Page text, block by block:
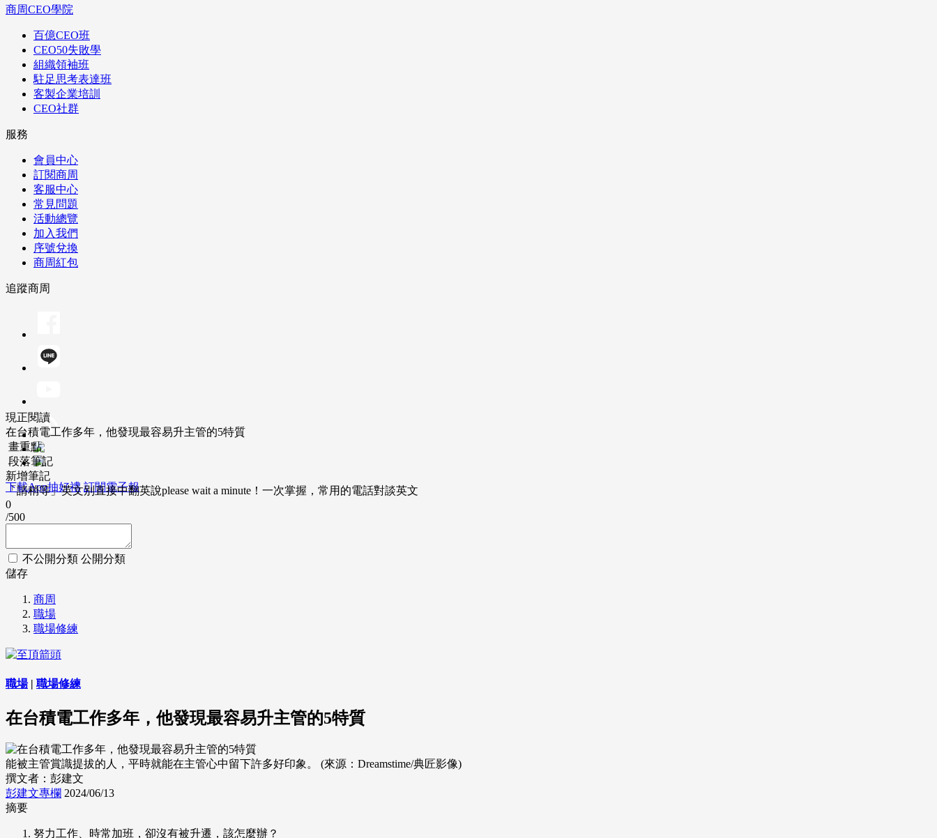
商周CEO學院
百億CEO班
CEO50失敗學
組織領袖班
駐足思考表達班
客製企業培訓
CEO社群
服務
會員中心
訂閱商周
客服中心
常見問題
活動總覽
加入我們
序號兌換
商周紅包
追蹤商周
下載App抽好禮 訂閱電子報
現正閱讀
在台積電工作多年，他發現最容易升主管的5特質
畫重點
段落筆記
新增筆記
「請稍等」英文別直接中翻英說please wait a minute！一次掌握，常用的電話對談英文
0
/500
不公開分類 公開分類
儲存
商周
職場
職場修練
職場| 職場修練
在台積電工作多年，他發現最容易升主管的5特質
能被主管賞識提拔的人，平時就能在主管心中留下許多好印象。 (來源：Dreamstime/典匠影像)
撰文者：彭建文
彭建文專欄 2024/06/13
摘要
努力工作、時常加班，卻沒有被升遷，該怎麼辦？